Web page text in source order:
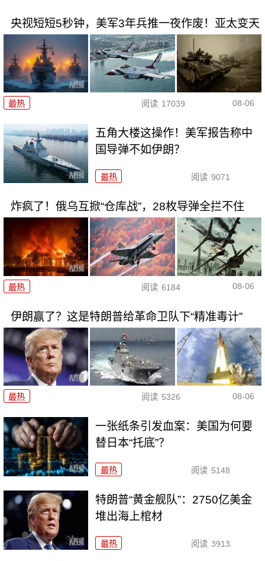
央视短短5秒钟，美军3年兵推一夜作废！亚太变天
最热 阅读 17039 08-06
五角大楼这操作！美军报告称中
国导弹不如伊朗？
最热 阅读 9071
炸疯了！俄乌互掀“仓库战”，28枚导弹全拦不住
最热 阅读 6184 08-06
伊朗赢了？这是特朗普给革命卫队下“精准毒计”
最热 阅读 5326 08-06
一张纸条引发血案：美国为何要
替日本“托底”？
最热 阅读 5148
特朗普“黄金舰队”：2750亿美金
堆出海上棺材
最热 阅读 3913